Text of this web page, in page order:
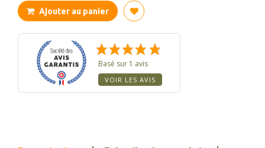
Ajouter au panier
Basé sur 1 avis
VOIR LES AVIS